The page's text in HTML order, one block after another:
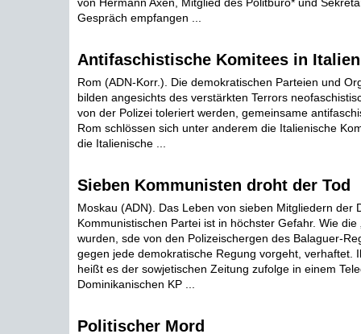
Gespräch empfangen ...
Antifaschistische Komitees in Italien
Rom (ADN-Korr.). Die demokratischen Parteien und
bilden angesichts des verstärkten Terrors
von der Polizei toleriert werden, gemeinsame
Rom schlössen sich unter anderem die Italienische
die Italienische ...
Sieben Kommunisten droht der Tod
Moskau (ADN). Das Leben von sieben Mitgliedern der
Kommunistischen Partei ist in höchster Gefahr. Wie die
wurden, sde von den Polizeischergen des Balaguer-
gegen jede demokratische Regung vorgeht, verhaftet.
heißt es der sowjetischen Zeitung zufolge in einem
Dominikanischen KP ...
Politischer Mord